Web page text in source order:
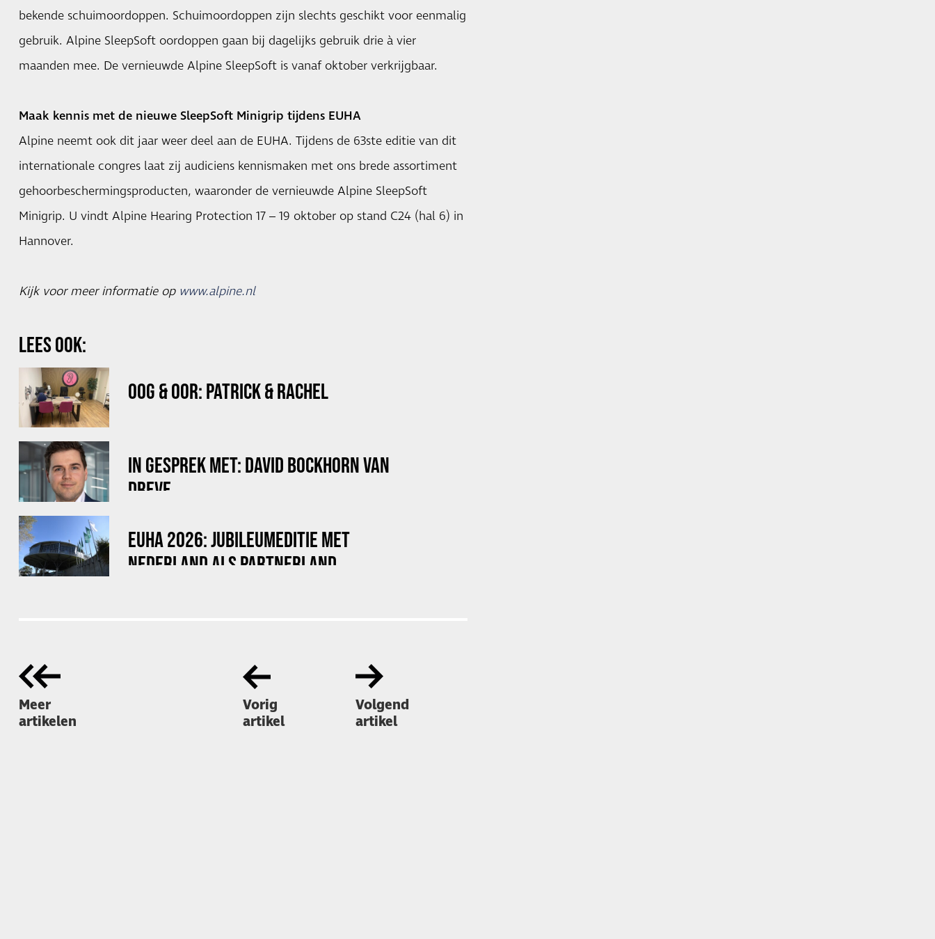
bekende schuimoordoppen. Schuimoordoppen zijn slechts geschikt voor eenmalig
gebruik. Alpine SleepSoft oordoppen gaan bij dagelijks gebruik drie à vier
maanden mee. De vernieuwde Alpine SleepSoft is vanaf oktober verkrijgbaar.
Maak kennis met de nieuwe SleepSoft Minigrip tijdens EUHA
Alpine neemt ook dit jaar weer deel aan de EUHA. Tijdens de 63ste editie van dit
internationale congres laat zij audiciens kennismaken met ons brede assortiment
gehoorbeschermingsproducten, waaronder de vernieuwde Alpine SleepSoft
Minigrip. U vindt Alpine Hearing Protection 17 – 19 oktober op stand C24 (hal 6) in
Hannover.
Kijk voor meer informatie op www.alpine.nl
LEES OOK:
OOG & OOR: PATRICK & RACHEL
IN GESPREK MET: DAVID BOCKHORN VAN
DREVE
EUHA 2026: JUBILEUMEDITIE MET
NEDERLAND ALS PARTNERLAND
Meer
artikelen
Vorig
artikel
Volgend
artikel